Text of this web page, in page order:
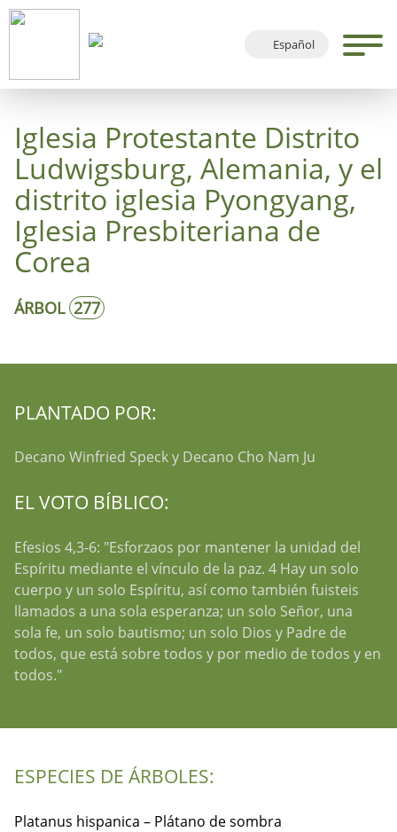
Español
Français
Iglesia Protestante Distrito
Ludwigsburg, Alemania, y el
distrito iglesia Pyongyang,
Iglesia Presbiteriana de
Corea
ÁRBOL 277
PLANTADO POR:
Decano Winfried Speck y Decano Cho Nam Ju
EL VOTO BÍBLICO:
Efesios 4,3-6: "Esforzaos por mantener la unidad del
Espíritu mediante el vínculo de la paz. 4 Hay un solo
cuerpo y un solo Espíritu, así como también fuisteis
llamados a una sola esperanza; un solo Señor, una
sola fe, un solo bautismo; un solo Dios y Padre de
todos, que está sobre todos y por medio de todos y en
todos."
ESPECIES DE ÁRBOLES:
Platanus hispanica – Plátano de sombra